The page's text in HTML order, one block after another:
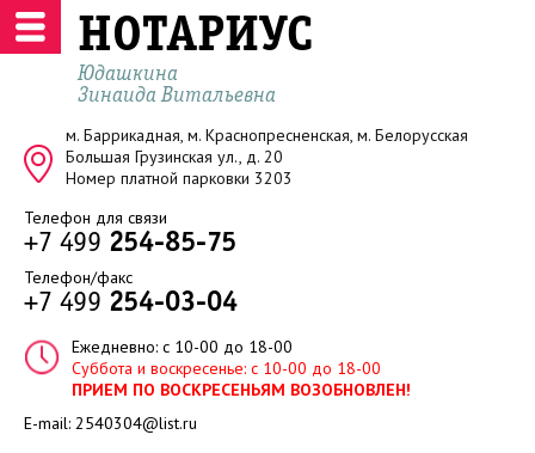
НОТАРИУС
Юдашкина
Зинаида Витальевна
м. Баррикадная, м. Краснопресненская, м. Белорусская
Большая Грузинская ул., д. 20
Номер платной парковки 3203
Телефон для связи
+7 499 254-85-75
Телефон/факс
+7 499 254-03-04
Ежедневно: с 10-00 до 18-00
Суббота и воскресенье: с 10-00 до 18-00
ПРИЕМ ПО ВОСКРЕСЕНЬЯМ ВОЗОБНОВЛЕН!
E-mail: 2540304@list.ru